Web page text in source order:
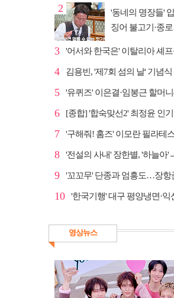
2
'동네의 명장들'
징어 불고기·종로
3
4 김용빈, '제7회 섬의 날' 기념식
5
6
7
8
9
10
영상뉴스